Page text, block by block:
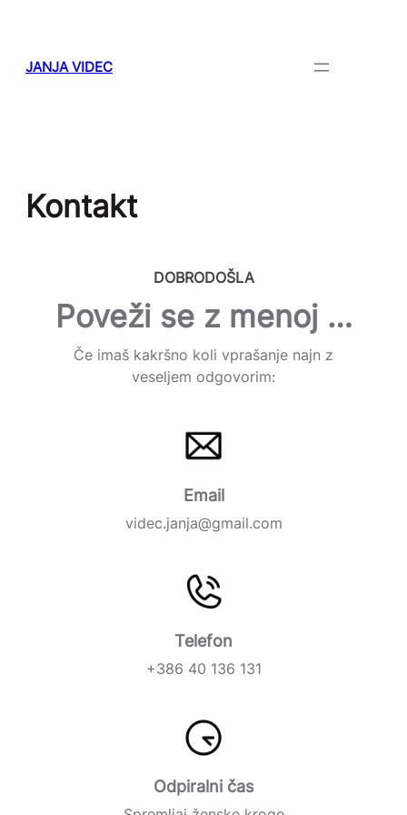
content
JANJA VIDEC
Kontakt
DOBRODOŠLA
Poveži se z menoj …
Če imaš kakršno koli vprašanje najn z
veseljem odgovorim:
Email
videc.janja@gmail.com
Telefon
+386 40 136 131
Odpiralni čas